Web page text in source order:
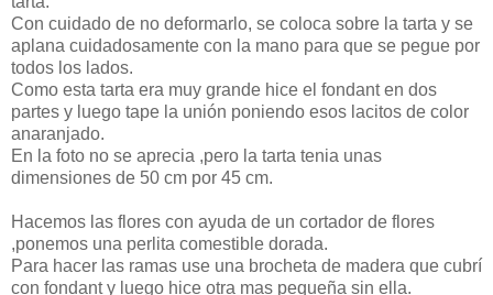
Con cuidado de no deformarlo, se coloca sobre la tarta y se
aplana cuidadosamente con la mano para que se pegue por
todos los lados.
Como esta tarta era muy grande hice el fondant en dos
partes y luego tape la unión poniendo esos lacitos de color
anaranjado.
En la foto no se aprecia ,pero la tarta tenia unas
dimensiones de 50 cm por 45 cm.
Hacemos las flores con ayuda de un cortador de flores
,ponemos una perlita comestible dorada.
Para hacer las ramas use una brocheta de madera que cubrí
con fondant y luego hice otra mas pequeña sin ella.